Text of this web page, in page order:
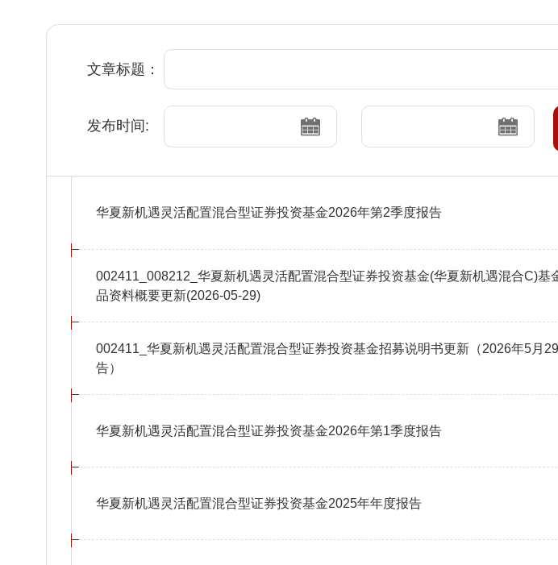
文章标题：
发布时间:
华夏新机遇灵活配置混合型证券投资基金2026年第2季度报告
002411_008212_华夏新机遇灵活配置混合型证券投资基金(华夏新机遇混合C)基
品资料概要更新(2026-05-29)
002411_华夏新机遇灵活配置混合型证券投资基金招募说明书更新（2026年5月
告）
华夏新机遇灵活配置混合型证券投资基金2026年第1季度报告
华夏新机遇灵活配置混合型证券投资基金2025年年度报告